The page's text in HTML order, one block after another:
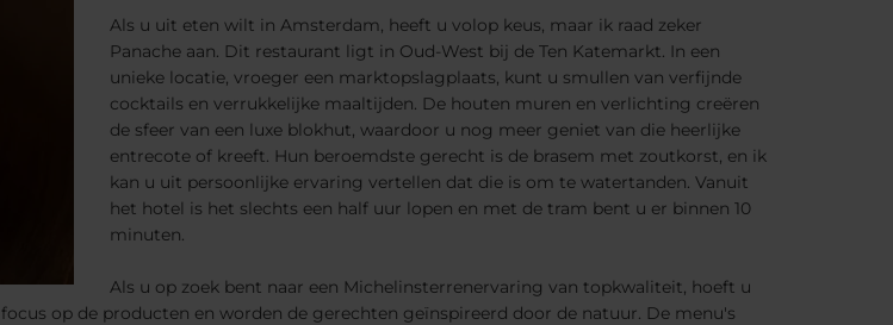
Als u uit eten wilt in Amsterdam, heeft u volop keus, maar ik raad zeker
Panache aan. Dit restaurant ligt in Oud-West bij de Ten Katemarkt. In een
unieke locatie, vroeger een marktopslagplaats, kunt u smullen van verfijnde
cocktails en verrukkelijke maaltijden. De houten muren en verlichting creëren
de sfeer van een luxe blokhut, waardoor u nog meer geniet van die heerlijke
entrecote of kreeft. Hun beroemdste gerecht is de brasem met zoutkorst, en ik
kan u uit persoonlijke ervaring vertellen dat die is om te watertanden. Vanuit
het hotel is het slechts een half uur lopen en met de tram bent u er binnen 10
minuten.
Als u op zoek bent naar een Michelinsterrenervaring van topkwaliteit, hoeft u
op de producten en worden de gerechten geïnspireerd door de natuur. De menu's